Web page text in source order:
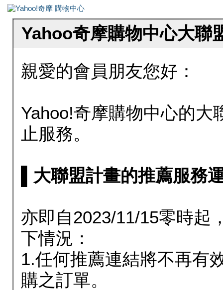
Yahoo奇摩購物中心大聯
親愛的會員朋友您好：
Yahoo!奇摩購物中心的大
止服務。
▌大聯盟計畫的推薦服務
亦即自2023/11/15零時起
下情況：
1.任何推薦連結將不再有
購之訂單。